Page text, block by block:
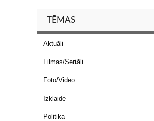
TĒMAS
Aktuāli
Filmas/Seriāli
Foto/Video
Izklaide
Politika